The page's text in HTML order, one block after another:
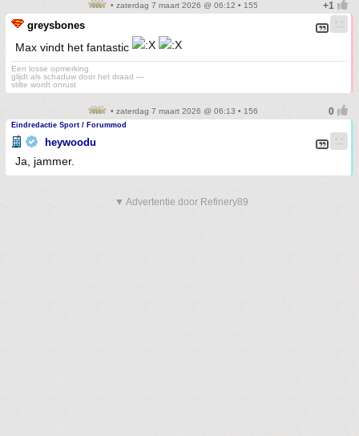
• zaterdag 7 maart 2026 @ 06:12 • 155
greysbones
Max vindt het fantastic
Een losse opmerking
glijdt als schaduw door het draad —
stilte wordt onrust
• zaterdag 7 maart 2026 @ 06:13 • 156
Eindredactie Sport / Forummod
heywoodu
Ja, jammer.
▼ Advertentie door Refinery89